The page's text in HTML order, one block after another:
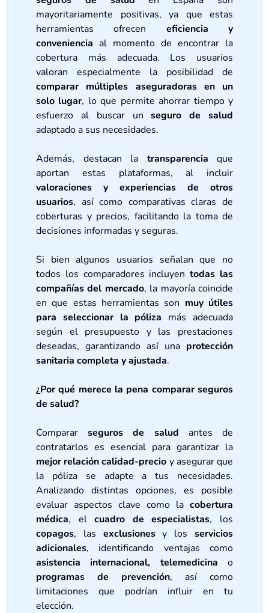
mayoritariamente positivas, ya que estas
herramientas ofrecen eficiencia y
conveniencia al momento de encontrar la
cobertura más adecuada. Los usuarios
valoran especialmente la posibilidad de
comparar múltiples aseguradoras en un
solo lugar, lo que permite ahorrar tiempo y
esfuerzo al buscar unseguro de salud
adaptado a sus necesidades.
Además, destacan la transparencia que
aportan estas plataformas, al incluir
valoraciones y experiencias de otros
usuarios, así como comparativas claras de
coberturas y precios, facilitando la toma de
decisiones informadas y seguras.
Si bien algunos usuarios señalan que no
todos los comparadores incluyentodas las
compañías del mercado, la mayoría coincide
en que estas herramientas son muy útiles
para seleccionar la póliza más adecuada
según el presupuesto y las prestaciones
deseadas, garantizando así una protección
sanitaria completa y ajustada.
¿Por qué merece la pena comparar seguros
de salud?
Compararseguros de salud antes de
contratarlos es esencial para garantizar la
mejor relación calidad-precio y asegurar que
la póliza se adapte a tus necesidades.
Analizando distintas opciones, es posible
evaluar aspectos clave como la cobertura
médica, elcuadro de especialistas, los
copagos, las exclusionesy losservicios
adicionales, identificando ventajas como
asistencia internacional, telemedicina o
programas de prevención, así como
limitaciones que podrían influir en tu
elección.